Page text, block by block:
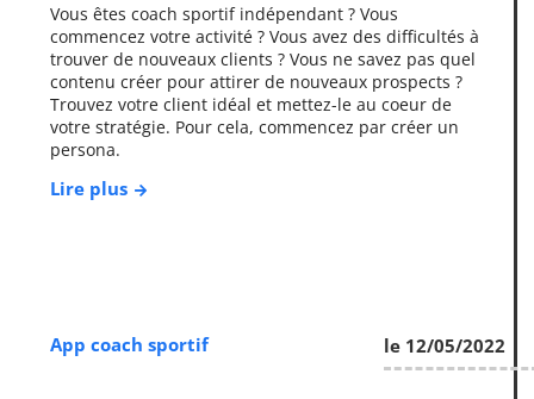
Vous êtes coach sportif indépendant ? Vous
commencez votre activité ? Vous avez des difficultés à
trouver de nouveaux clients ? Vous ne savez pas quel
contenu créer pour attirer de nouveaux prospects ?
Trouvez votre client idéal et mettez-le au coeur de
votre stratégie. Pour cela, commencez par créer un
persona.
Lire plus
App coach sportif le 12/05/2022